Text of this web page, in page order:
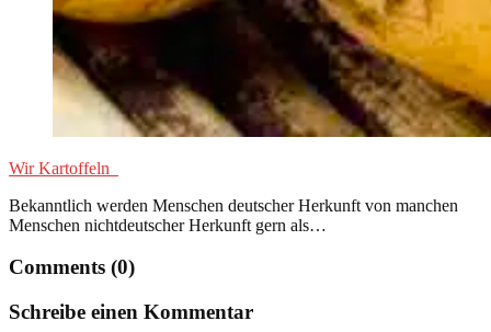
Wir Kartoffeln
Bekanntlich werden Menschen deutscher Herkunft von manchen
Menschen nichtdeutscher Herkunft gern als…
Comments (0)
Schreibe einen Kommentar